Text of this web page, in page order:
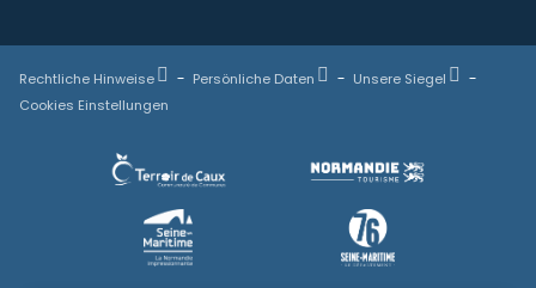
Rechtliche Hinweise Persönliche Daten
Unsere Siegel
Cookies Einstellungen